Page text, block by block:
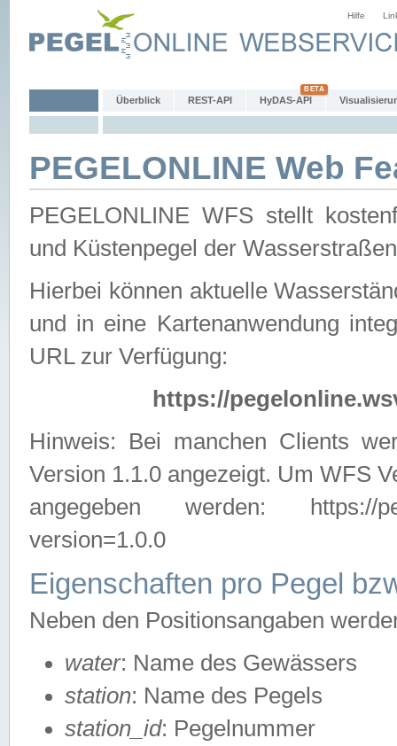
Hilfe
Überblick REST-API HyDAS-API
PEGELONLINE Web
PEGELONLINE WFS stellt
und Küstenpegel der
Hierbei können aktuelle
und in eine Kartenanwendung
URL zur Verfügung:
https://
Hinweis: Bei manchen Clients
Version 1.1.0 angezeigt. Um WFS
angegeben werden: https://
version=1.0.0
Eigenschaften pro Pegel
Neben den Positionsangaben
water: Name des Gewässers
station: Name des Pegels
station_id: Pegelnummer